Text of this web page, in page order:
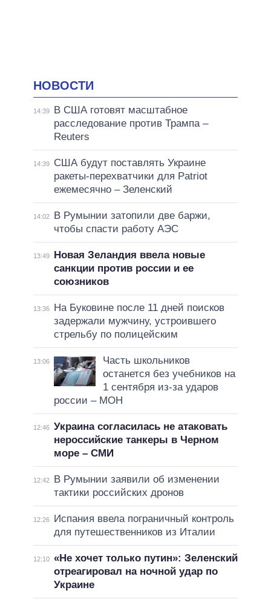
НОВОСТИ
14:39
В США готовят масштабное
расследование против Трампа –
Reuters
14:39
США будут поставлять Украине
ракеты-перехватчики для Patriot
ежемесячно – Зеленский
14:02
В Румынии затопили две баржи,
чтобы спасти работу АЭС
13:49
Новая Зеландия ввела новые
санкции против россии и ее
союзников
13:36
На Буковине после 11 дней поисков
задержали мужчину, устроившего
стрельбу по полицейским
13:06
Часть школьников
останется без учебников на
1 сентября из-за ударов
россии – МОН
12:46 Украина согласилась не атаковать
нероссийские танкеры в Черном
море – СМИ
12:42
В Румынии заявили об изменении
тактики российских дронов
12:26
Испания ввела пограничный контроль
для путешественников из Италии
12:10 «Не хочет только путин»: Зеленский
отреагировал на ночной удар по
Украине